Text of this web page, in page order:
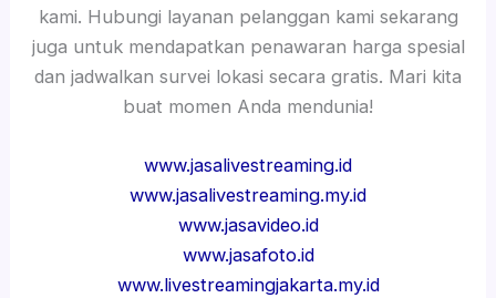
kami. Hubungi layanan pelanggan kami sekarang
juga untuk mendapatkan penawaran harga spesial
dan jadwalkan survei lokasi secara gratis. Mari kita
buat momen Anda mendunia!
www.jasalivestreaming.id
www.jasalivestreaming.my.id
www.jasavideo.id
www.jasafoto.id
www.livestreamingjakarta.my.id